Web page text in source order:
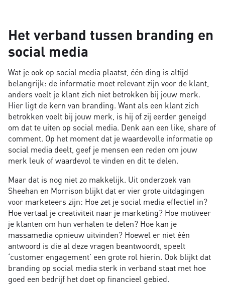
Het verband tussen branding en
social media
Wat je ook op social media plaatst, één ding is altijd
belangrijk: de informatie moet relevant zijn voor de klant,
anders voelt je klant zich niet betrokken bij jouw merk.
Hier ligt de kern van branding. Want als een klant zich
betrokken voelt bij jouw merk, is hij of zij eerder geneigd
om dat te uiten op social media. Denk aan een like, share of
comment. Op het moment dat je waardevolle informatie op
social media deelt, geef je mensen een reden om jouw
merk leuk of waardevol te vinden en dit te delen.
Maar dat is nog niet zo makkelijk. Uit onderzoek van
Sheehan en Morrison blijkt dat er vier grote uitdagingen
voor marketeers zijn: Hoe zet je social media effectief in?
Hoe vertaal je creativiteit naar je marketing? Hoe motiveer
je klanten om hun verhalen te delen? Hoe kan je
massamedia opnieuw uitvinden? Hoewel er niet één
antwoord is die al deze vragen beantwoordt, speelt
‘customer engagement’ een grote rol hierin. Ook blijkt dat
branding op social media sterk in verband staat met hoe
goed een bedrijf het doet op financieel gebied.